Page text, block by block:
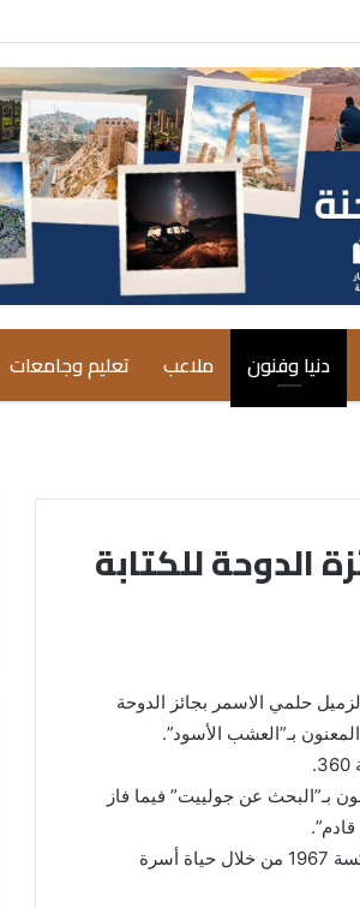
دنيا وفنون ملاعب تعليم وجامعات
الدوحة للكتابة
حلمي الاسمر بجائز الدوحة
بـ”العشب الأسود”.
بـ”البحث عن جولييت” فيما فاز
ويرصد سيناريو “العشب الأسود “، حياة الشعب الفلسطيني بين نكبة 1948ونكسة 1967 من خلال حياة أسرة